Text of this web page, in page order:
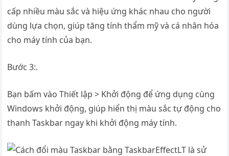
Bước 3:.
Bạn bấm vào Thiết lập > Khởi động để ứng dụng cùng
Windows khởi động, giúp hiển thị màu sắc tự động cho
thanh Taskbar ngay khi khởi động máy tính.